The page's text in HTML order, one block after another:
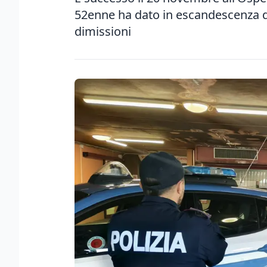
52enne ha dato in
dimissioni